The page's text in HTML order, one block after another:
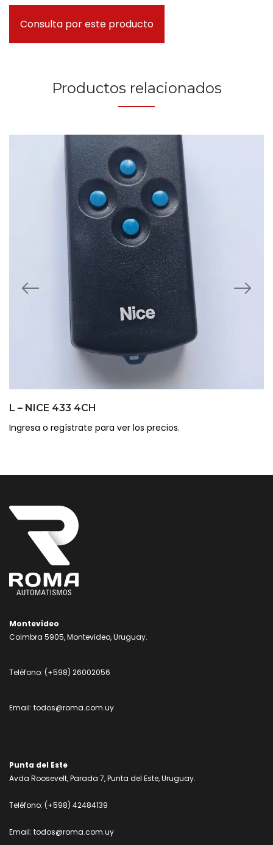
Consulta por este producto
Productos relacionados
L – NICE 433 4CH
Ingresa o regístrate para ver los precios.
Montevideo
Coimbra 5905, Montevideo, Uruguay.
Teléfono: (+598) 26002056
Email: todos@roma.com.uy
Punta del Este
Avda Roosevelt, Parada 7, Punta del Este, Uruguay.
Teléfono: (+598) 42484139
Email: todos@roma.com.uy